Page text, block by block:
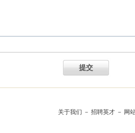
提交
关于我们 － 招聘英才 － 网